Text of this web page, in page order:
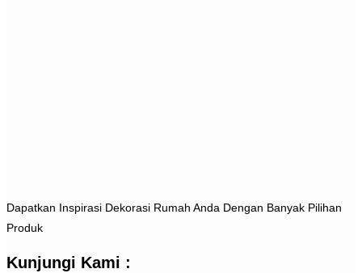
Dapatkan Inspirasi Dekorasi Rumah Anda Dengan Banyak Pilihan
Produk
Kunjungi Kami :